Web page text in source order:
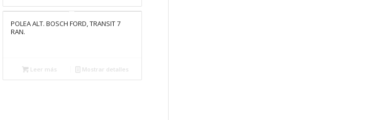
POLEA ALT. BOSCH FORD, TRANSIT 7
RAN.
Leer más Mostrar detalles